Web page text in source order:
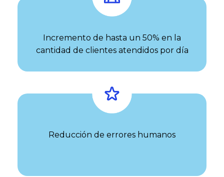
Incremento de hasta un 50% en la
cantidad de clientes atendidos por día
Reducción de errores humanos